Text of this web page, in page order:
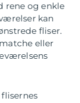
rene og enkle
kan
fliser.
eller